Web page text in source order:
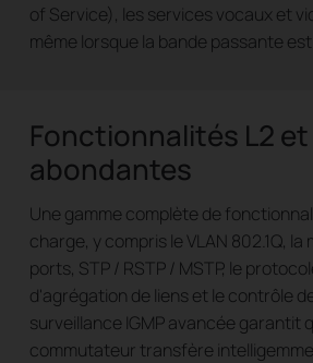
of Service), les services vocaux et
même lorsque la bande passante
Fonctionnalités L2 et
abondantes
Une gamme complète de
charge, y compris le VLAN 802.1Q, la
ports, STP / RSTP / MSTP, le
d'agrégation de liens et le contrôle
surveillance IGMP avancée garantit
commutateur transfère